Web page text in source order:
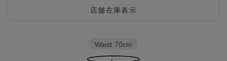
店舗在庫表示
Waist 70cm